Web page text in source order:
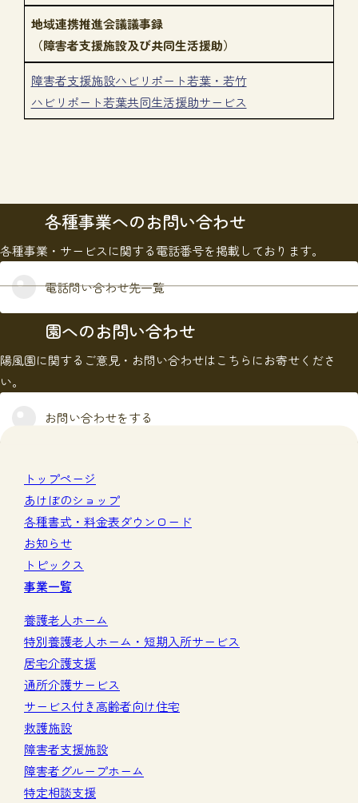
地域連携推進会議議事録
（障害者支援施設及び共同生活援助）
障害者支援施設ハビリポート若葉・若竹
ハビリポート若葉共同生活援助サービス
各種事業へのお問い合わせ
各種事業・サービスに関する電話番号を掲載しております。
電話問い合わせ先一覧
園へのお問い合わせ
陽風園に関するご意見・お問い合わせはこちらにお寄せくださ
い。
お問い合わせをする
トップページ
あけぼのショップ
各種書式・料金表ダウンロード
お知らせ
トピックス
事業一覧
養護老人ホーム
特別養護老人ホーム・短期入所サービス
居宅介護支援
通所介護サービス
サービス付き高齢者向け住宅
救護施設
障害者支援施設
障害者グループホーム
特定相談支援